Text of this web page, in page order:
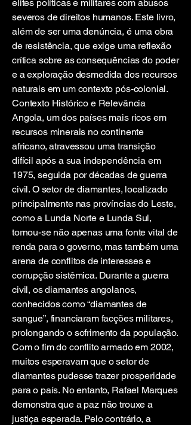
elites políticas e militares com abusos
severos de direitos humanos. Este livro,
além de ser uma denúncia, é uma obra
de resistência, que exige uma reflexão
crítica sobre as consequências do poder
e a exploração desmedida dos recursos
naturais em um contexto pós-colonial.
Contexto Histórico e Relevância
Angola, um dos países mais ricos em
recursos minerais no continente
africano, atravessou uma transição
difícil após a sua independência em
1975, seguida por décadas de guerra
civil. O setor de diamantes, localizado
principalmente nas províncias do Leste,
como a Lunda Norte e Lunda Sul,
tornou-se não apenas uma fonte vital de
renda para o governo, mas também uma
arena de conflitos de interesses e
corrupção sistêmica. Durante a guerra
civil, os diamantes angolanos,
conhecidos como “diamantes de
sangue”, financiaram facções militares,
prolongando o sofrimento da população.
Com o fim do conflito armado em 2002,
muitos esperavam que o setor de
diamantes pudesse trazer prosperidade
para o país. No entanto, Rafael Marques
demonstra que a paz não trouxe a
justiça esperada. Pelo contrário, a